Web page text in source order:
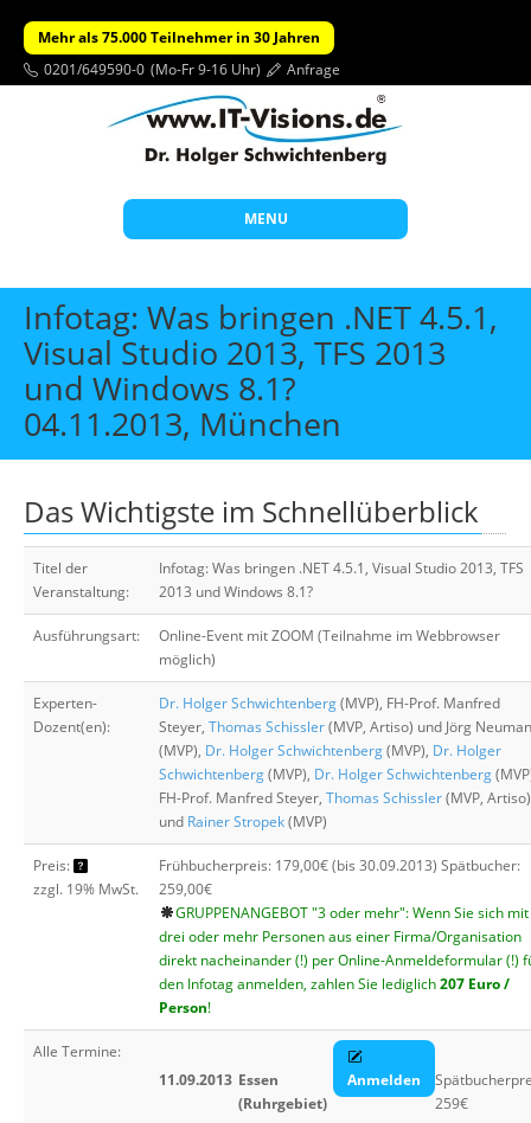
Mehr als 75.000 Teilnehmer in 30 Jahren
0201/649590-0 (Mo-Fr 9-16 Uhr) Anfrage
MENU
Start
Themen
Beratung
Individuelle Schulungen
Offene Seminare
Wissen
Über uns
Suche
Infotag: Was bringen .NET 4.5.1,
Visual Studio 2013, TFS 2013
und Windows 8.1?
04.11.2013, München
Das Wichtigste im Schnellüberblick
Titel der
Veranstaltung:
Infotag: Was bringen .NET 4.5.1, Visual Studio 2013, TFS
2013 und Windows 8.1?
Ausführungsart:
Online-Event mit ZOOM (Teilnahme im Webbrowser
möglich)
Experten-
Dozent(en):
Dr. Holger Schwichtenberg(MVP), FH-Prof. Manfred
Steyer, Thomas Schissler(MVP, Artiso) und Jörg
(MVP), Dr. Holger Schwichtenberg(MVP), Dr. Holger
Schwichtenberg(MVP), Dr. Holger Schwichtenberg
FH-Prof. Manfred Steyer, Thomas Schissler(MVP, Artiso)
und Rainer Stropek(MVP)
Preis:
zzgl. 19% MwSt.
Frühbucherpreis: 179,00€ (bis 30.09.2013) Spätbucher:
259,00€
GRUPPENANGEBOT "3 oder mehr": Wenn Sie sich mit
drei oder mehr Personen aus einer Firma/Organisation
direkt nacheinander (!) per Online-Anmeldeformular (!)
den Infotag anmelden, zahlen Sie lediglich207 Euro /
Person!
Alle Termine:
11.09.2013 Essen
(Ruhrgebiet)
Anmelden
259€